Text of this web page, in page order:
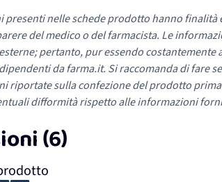
presenti nelle schede prodotto hanno
del medico o del farmacista. Le
pertanto, pur essendo
da farma.it. Si raccomanda di fare
riportate sulla confezione del prodotto
difformità rispetto alle informazioni
(6)